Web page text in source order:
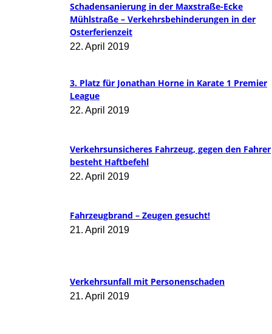
Schadensanierung in der Maxstraße-Ecke
Mühlstraße – Verkehrsbehinderungen in der
Osterferienzeit
22. April 2019
3. Platz für Jonathan Horne in Karate 1 Premier
League
22. April 2019
Verkehrsunsicheres Fahrzeug, gegen den Fahrer
besteht Haftbefehl
22. April 2019
Fahrzeugbrand – Zeugen gesucht!
21. April 2019
Verkehrsunfall mit Personenschaden
21. April 2019